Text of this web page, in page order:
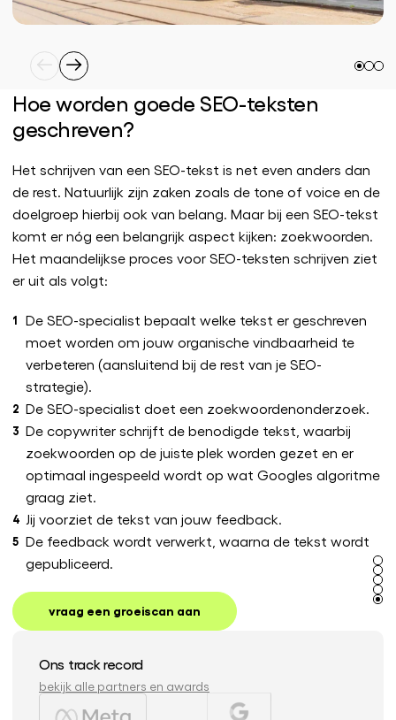
Hoe worden goede SEO-teksten
geschreven?
Het schrijven van een SEO-tekst is net even anders dan
de rest. Natuurlijk zijn zaken zoals de tone of voice en de
doelgroep hierbij ook van belang. Maar bij een SEO-tekst
komt er nóg een belangrijk aspect kijken: zoekwoorden.
Het maandelijkse proces voor SEO-teksten schrijven ziet
er uit als volgt:
De SEO-specialist bepaalt welke tekst er geschreven
moet worden om jouw organische vindbaarheid te
verbeteren (aansluitend bij de rest van je SEO-
strategie).
De SEO-specialist doet een zoekwoordenonderzoek.
De copywriter schrijft de benodigde tekst, waarbij
zoekwoorden op de juiste plek worden gezet en er
optimaal ingespeeld wordt op wat Googles algoritme
graag ziet.
Jij voorziet de tekst van jouw feedback.
De feedback wordt verwerkt, waarna de tekst wordt
gepubliceerd.
vraag een groeiscan aan
Ons track record
bekijk alle partners en awards